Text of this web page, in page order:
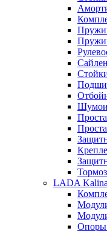
LADA Kalina
Опоры